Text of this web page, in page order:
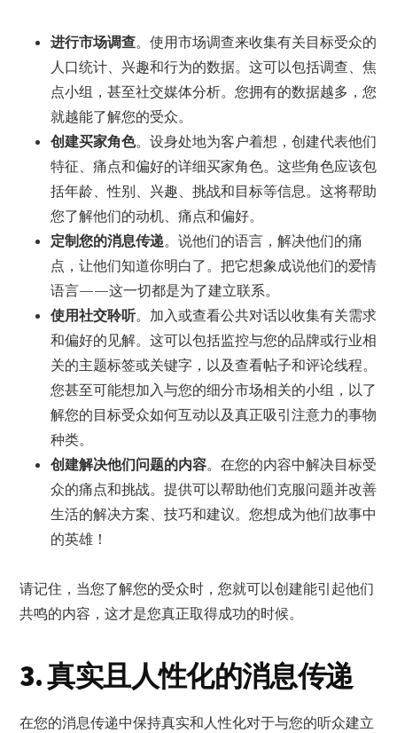
进行市场调查。使用市场调查来收集有关目标受众的
人口统计、兴趣和行为的数据。这可以包括调查、焦
点小组，甚至社交媒体分析。您拥有的数据越多，您
就越能了解您的受众。
创建买家角色。设身处地为客户着想，创建代表他们
特征、痛点和偏好的详细买家角色。这些角色应该包
括年龄、性别、兴趣、挑战和目标等信息。这将帮助
您了解他们的动机、痛点和偏好。
定制您的消息传递。说他们的语言，解决他们的痛
点，让他们知道你明白了。把它想象成说他们的爱情
语言——这一切都是为了建立联系。
使用社交聆听。加入或查看公共对话以收集有关需求
和偏好的见解。这可以包括监控与您的品牌或行业相
关的主题标签或关键字，以及查看帖子和评论线程。
您甚至可能想加入与您的细分市场相关的小组，以了
解您的目标受众如何互动以及真正吸引注意力的事物
种类。
创建解决他们问题的内容。在您的内容中解决目标受
众的痛点和挑战。提供可以帮助他们克服问题并改善
生活的解决方案、技巧和建议。您想成为他们故事中
的英雄！
请记住，当您了解您的受众时，您就可以创建能引起他们
共鸣的内容，这才是您真正取得成功的时候。
3. 真实且人性化的消息传递
在您的消息传递中保持真实和人性化对于与您的听众建立